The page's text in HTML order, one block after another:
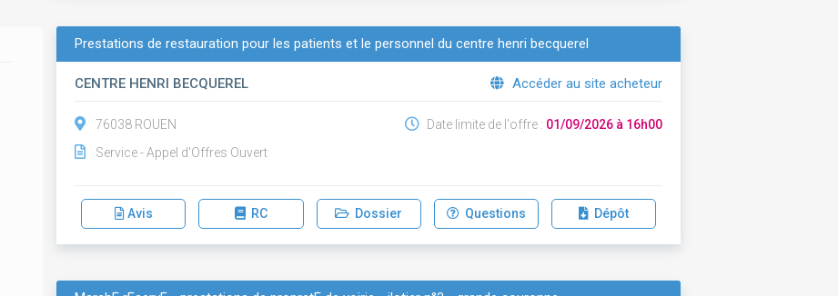
Prestations de restauration pour les patients et le personnel du centre henri becquerel
CENTRE HENRI BECQUEREL Accéder au site acheteur
76038 ROUEN
Service - Appel d'Offres Ouvert
Date limite de l'offre : 01/09/2026 à 16h00
Avis RC Dossier Questions Dépôt